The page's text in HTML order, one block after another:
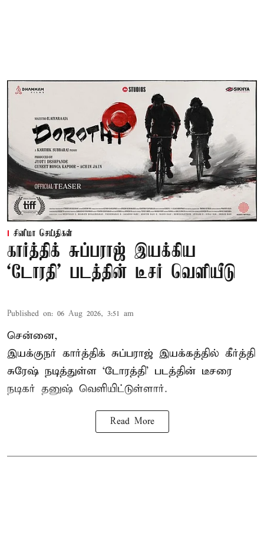
சினிமா செய்திகள்
கார்த்திக் சுப்பராஜ் இயக்கிய
`டோரதி' படத்தின் டீசர் வெளியீடு
Published on: 06 Aug 2026, 3:51 am
சென்னை,
இயக்குநர் கார்த்திக் சுப்பராஜ் இயக்கத்தில் கீர்த்தி
சுரேஷ் நடித்துள்ள `டோரத்தி' படத்தின் டீசரை
நடிகர் தனுஷ் வெளியிட்டுள்ளார்.
Read More